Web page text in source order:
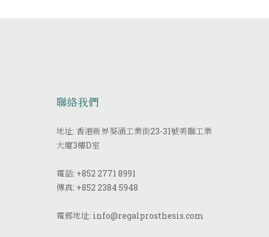
聯絡我們
地址: 香港新界葵涌工業街23-31號美聯工業
大廈3樓D室
電話: +852 2771 8991
傳真: +852 2384 5948
電郵地址: info@regalprosthesis.com